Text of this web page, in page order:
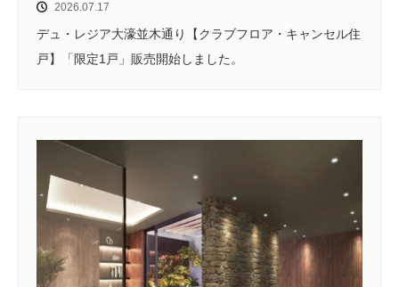
2026.07.17
デュ・レジア大濠並木通り【クラブフロア・キャンセル住
戸】「限定1戸」販売開始しました。